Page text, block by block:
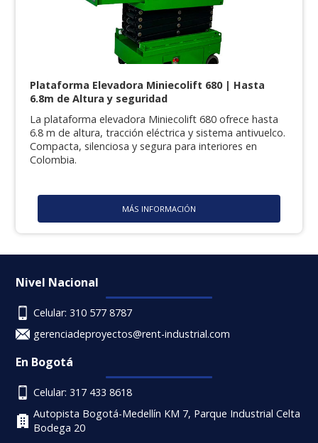
Plataforma Elevadora Miniecolift 680 | Hasta
6.8m de Altura y seguridad
La plataforma elevadora Miniecolift 680 ofrece hasta
6.8 m de altura, tracción eléctrica y sistema antivuelco.
Compacta, silenciosa y segura para interiores en
Colombia.
MÁS INFORMACIÓN
Nivel Nacional
Celular: 310 577 8787
gerenciadeproyectos@rent-industrial.com
En Bogotá
Celular: 317 433 8618
Autopista Bogotá-Medellín KM 7, Parque Industrial Celta
Bodega 20